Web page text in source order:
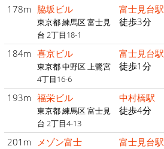
178m 脇坂ビル
東京都 練馬区 富士見
台 2丁目18-1
富士見台駅
徒歩3分
184m 喜京ビル
東京都 中野区 上鷺宮
4丁目16-6
富士見台駅
徒歩1分
193m 福栄ビル
東京都 練馬区 富士見
台 2丁目4-13
中村橋駅
徒歩4分
201m メゾン富士
富士見台駅